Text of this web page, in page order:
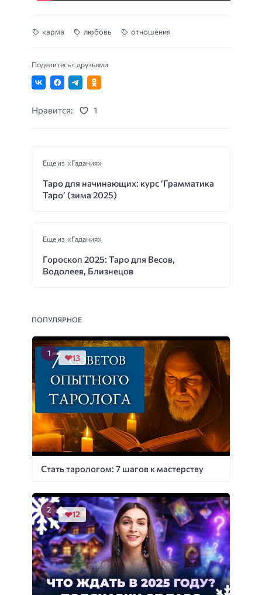
карма любовь отношения
Поделитесь с друзьями
Нравится: 1
Еще из «Гадания»
Таро для начинающих: курс ‘Грамматика
Таро’ (зима 2025)
Еще из «Гадания»
Гороскоп 2025: Таро для Весов,
Водолеев, Близнецов
ПОПУЛЯРНОЕ
Стать тарологом: 7 шагов к мастерству
13
12